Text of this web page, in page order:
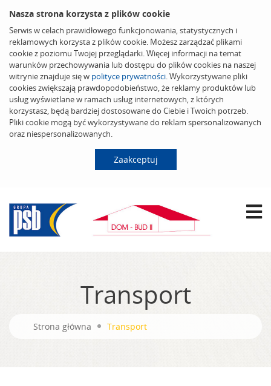
Nasza strona korzysta z plików cookie
Serwis w celach prawidłowego funkcjonowania, statystycznych i
reklamowych korzysta z plików cookie. Możesz zarządzać plikami
cookie z poziomu Twojej przeglądarki. Więcej informacji na temat
warunków przechowywania lub dostępu do plików cookies na naszej
witrynie znajduje się w polityce prywatności. Wykorzystywane pliki
cookies zwiększają prawdopodobieństwo, że reklamy produktów lub
usług wyświetlane w ramach usług internetowych, z których
korzystasz, będą bardziej dostosowane do Ciebie i Twoich potrzeb.
Pliki cookie mogą być wykorzystywane do reklam spersonalizowanych
oraz niespersonalizowanych.
Zaakceptuj
Transport
Strona główna Transport